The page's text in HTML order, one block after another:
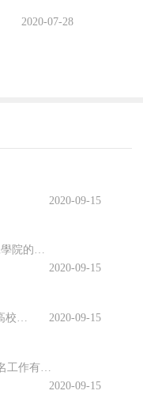
2020-07-28
2020-09-15
佐治亞理工學院開設了許多專業，其中有很多都名類前茅。那么該學院有哪些優勢專業呢？今天，就為大家詳細介紹佐治亞理工學院的優勢專業，感興趣的小伙伴一起來看看吧！佐治亞理工學院優勢專業1.商學院優勢專業：生產管理專業佐治亞理工學院生產管理是為期兩年的碩士課程，將教學生如何運用可持續系統設計和持續改進等基本...
2020-09-15
2020-09-15
2020-09-15